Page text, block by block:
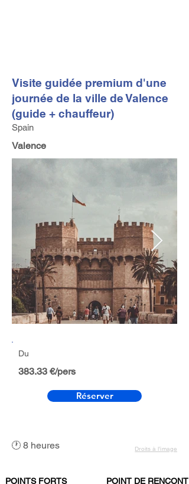
Visite guidée premium d'une
journée de la ville de Valence
(guide + chauffeur)
Spain
Valence
Du
383.33 €/pers
Réserver
🕐 8 heures Droits à l’image
POINTS FORTS POINT DE